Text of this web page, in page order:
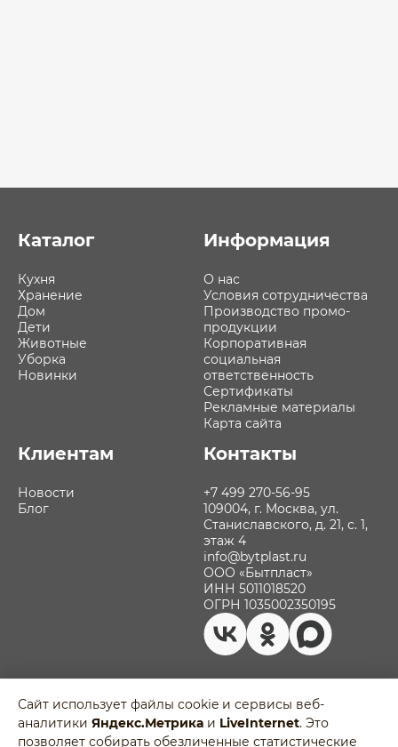
Каталог
Кухня
Хранение
Дом
Дети
Животные
Уборка
Новинки
Информация
О нас
Условия сотрудничества
Производство промо-
продукции
Корпоративная
социальная
ответственность
Сертификаты
Рекламные материалы
Карта сайта
Клиентам
Новости
Блог
Контакты
+7 499 270-56-95
109004, г. Москва, ул.
Станиславского, д. 21, с. 1,
этаж 4
info@bytplast.ru
ООО «Бытпласт»
ИНН 5011018520
ОГРН 1035002350195
Политика обработки персональных
Сайт использует файлы cookie и сервисы веб-
аналитики Яндекс.Метрика и LiveInternet. Это
позволяет собирать обезличенные статистические